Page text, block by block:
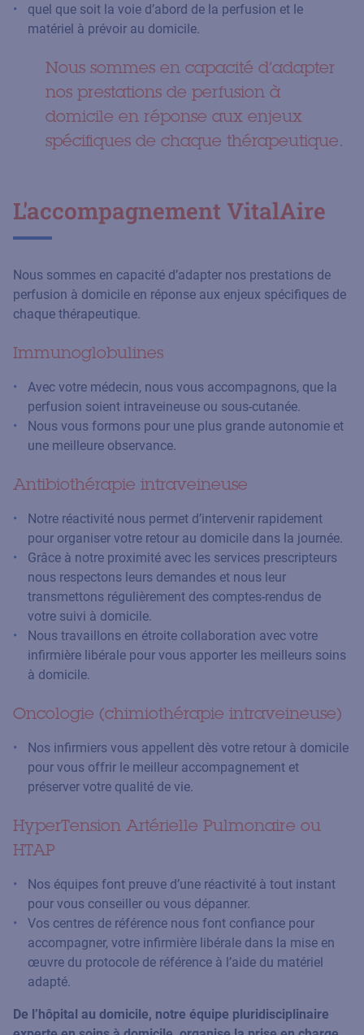
quel que soit la voie d’abord de la perfusion et le
matériel à prévoir au domicile.
Nous sommes en capacité d’adapter
nos prestations de perfusion à
domicile en réponse aux enjeux
spécifiques de chaque thérapeutique.
L'accompagnement VitalAire
Nous sommes en capacité d’adapter nos prestations de
perfusion à domicile en réponse aux enjeux spécifiques de
chaque thérapeutique.
Immunoglobulines
Avec votre médecin, nous vous accompagnons, que la
perfusion soient intraveineuse ou sous-cutanée.
Nous vous formons pour une plus grande autonomie et
une meilleure observance.
Antibiothérapie intraveineuse
Notre réactivité nous permet d’intervenir rapidement
pour organiser votre retour au domicile dans la journée.
Grâce à notre proximité avec les services prescripteurs
nous respectons leurs demandes et nous leur
transmettons régulièrement des comptes-rendus de
votre suivi à domicile.
Nous travaillons en étroite collaboration avec votre
infirmière libérale pour vous apporter les meilleurs soins
à domicile.
Oncologie (chimiothérapie intraveineuse)
Nos infirmiers vous appellent dès votre retour à domicile
pour vous offrir le meilleur accompagnement et
préserver votre qualité de vie.
HyperTension Artérielle Pulmonaire ou
HTAP
Nos équipes font preuve d’une réactivité à tout instant
pour vous conseiller ou vous dépanner.
Vos centres de référence nous font confiance pour
accompagner, votre infirmière libérale dans la mise en
œuvre du protocole de référence à l’aide du matériel
adapté.
De l’hôpital au domicile, notre équipe pluridisciplinaire